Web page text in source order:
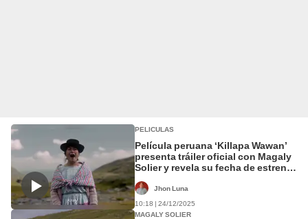
PELICULAS
Película peruana ‘Killapa Wawan’
presenta tráiler oficial con Magaly
Solier y revela su fecha de estreno
Jhon Luna
10:18 | 24/12/2025
MAGALY SOLIER